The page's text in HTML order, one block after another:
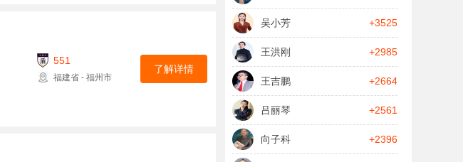
551
福建省 - 福州市
了解详情
吴小芳 +3525
王洪刚 +2985
王吉鹏 +2664
吕丽琴 +2561
向子科 +2396